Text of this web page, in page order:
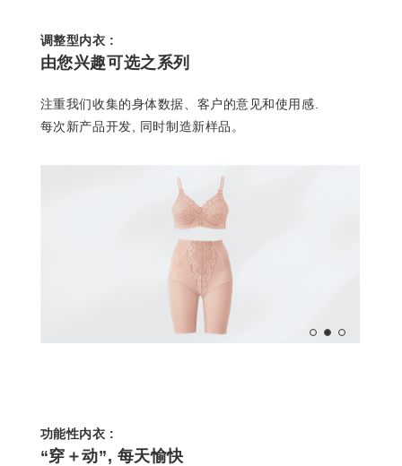
调整型内衣 :
由您兴趣可选之系列
注重我们收集的身体数据、客户的意见和使用感.
每次新产品开发, 同时制造新样品。
功能性内衣 :
“穿＋动”, 每天愉快